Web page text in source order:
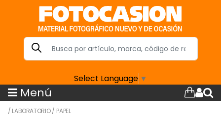
Select Language ▼
Menú
/ LABORATORIO/ PAPEL